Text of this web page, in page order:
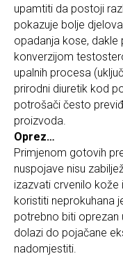
upamtiti da postoji
pokazuje bolje
opadanja kose, dakle
konverzijom
upalnih procesa
prirodni diuretik kod
potrošači često
proizvoda.
Oprez…
Primjenom gotovih
nuspojave nisu
izazvati crvenilo kože
koristiti neprokuhana
potrebno biti oprezan
dolazi do pojačane
nadomjestiti.